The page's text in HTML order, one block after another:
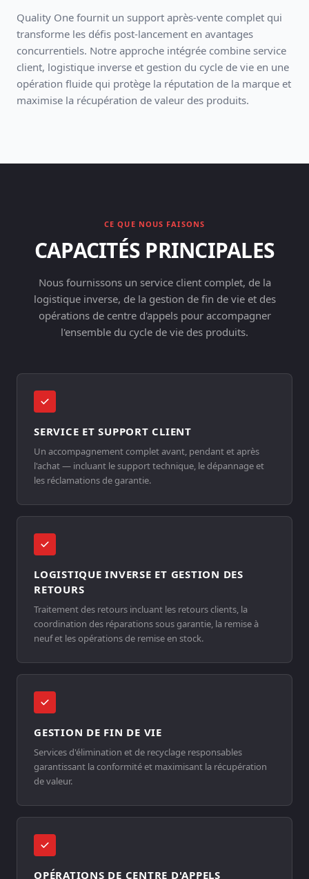
Quality One fournit un support après-vente complet qui
transforme les défis post-lancement en avantages
concurrentiels. Notre approche intégrée combine service
client, logistique inverse et gestion du cycle de vie en une
opération fluide qui protège la réputation de la marque et
maximise la récupération de valeur des produits.
CE QUE NOUS FAISONS
CAPACITÉS PRINCIPALES
Nous fournissons un service client complet, de la
logistique inverse, de la gestion de fin de vie et des
opérations de centre d'appels pour accompagner
l'ensemble du cycle de vie des produits.
SERVICE ET SUPPORT CLIENT
Un accompagnement complet avant, pendant et après
l'achat — incluant le support technique, le dépannage et
les réclamations de garantie.
LOGISTIQUE INVERSE ET GESTION DES
RETOURS
Traitement des retours incluant les retours clients, la
coordination des réparations sous garantie, la remise à
neuf et les opérations de remise en stock.
GESTION DE FIN DE VIE
Services d'élimination et de recyclage responsables
garantissant la conformité et maximisant la récupération
de valeur.
OPÉRATIONS DE CENTRE D'APPELS